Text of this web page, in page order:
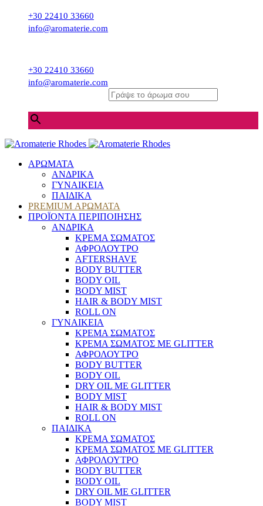
+30 22410 33660
info@aromaterie.com
+30 22410 33660
info@aromaterie.com
ΑΡΩΜΑΤΑ
ΑΝΔΡΙΚΑ
ΓΥΝΑΙΚΕΙΑ
ΠΑΙΔΙΚΑ
PREMIUM ΑΡΩΜΑΤΑ
ΠΡΟΪΟΝΤΑ ΠΕΡΙΠΟΙΗΣΗΣ
ΑΝΔΡΙΚΑ
ΚΡΕΜΑ ΣΩΜΑΤΟΣ
ΑΦΡΟΛΟΥΤΡΟ
AFTERSHAVE
BODY BUTTER
BODY OIL
BODY MIST
HAIR & BODY MIST
ROLL ON
ΓΥΝΑΙΚΕΙΑ
ΚΡΕΜΑ ΣΩΜΑΤΟΣ
ΚΡΕΜΑ ΣΩΜΑΤΟΣ ΜΕ GLITTER
ΑΦΡΟΛΟΥΤΡΟ
BODY BUTTER
BODY OIL
DRY OIL ΜΕ GLITTER
BODY MIST
HAIR & BODY MIST
ROLL ON
ΠΑΙΔΙΚΑ
ΚΡΕΜΑ ΣΩΜΑΤΟΣ
ΚΡΕΜΑ ΣΩΜΑΤΟΣ ΜΕ GLITTER
ΑΦΡΟΛΟΥΤΡΟ
BODY BUTTER
BODY OIL
DRY OIL ΜΕ GLITTER
BODY MIST